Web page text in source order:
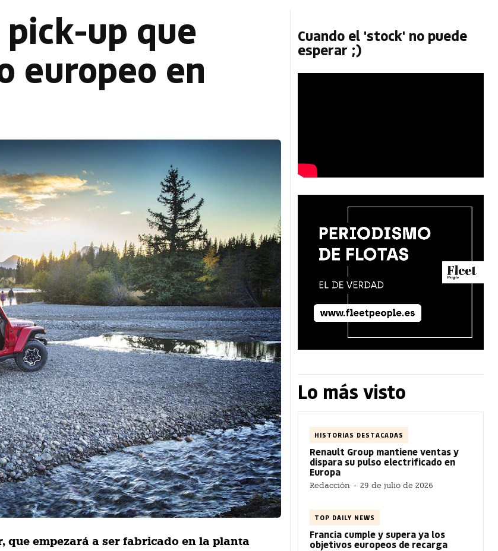
pick-up que
europeo en
que empezará a ser fabricado en la planta
Cuando el 'stock' no puede
esperar ;)
Lo más visto
HISTORIAS DESTACADAS
Renault Group mantiene ventas y
dispara su pulso electrificado en
Europa
Redacción - 29 de julio de 2026
TOP DAILY NEWS
Francia cumple y supera ya los
objetivos europeos de recarga